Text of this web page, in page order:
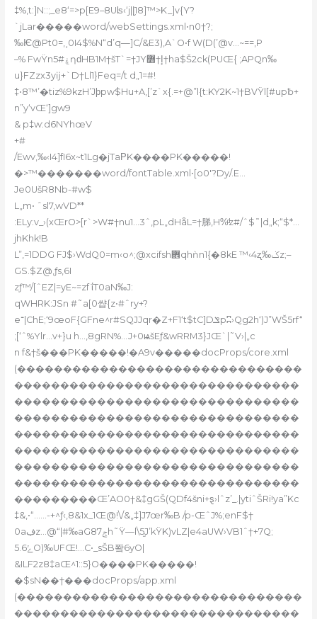
‡%,t:]N::;_e8‘=>p[E9–8Uʪ‹‘j||̮18]™>K_]v{Y?
`jLar�����word/webSettings.xml•n0†?;
‰Ѥ@Pt0=,˱0I4$%N“d’q—]C/&E3)‚A`O•f W(D(’@v…~==,P
–% FwŸnۼ#5ƞԁHB1M†šT`=†JYإ†߻†ha$Š2ck(PUŒ{ ;APQn‰
u}FZzx3yĳ+`D†Ll1}Feq=/t d„1=#!
‡•8™’�tiz%9kzH’Jϸpw$Hu+A‚[’z`x{.=+@”l{t:KY2K~1†BVŸl[#upƀ+
n”y‘vŒ‘]gw9
& p‡w:d6NYhœV
+#
/Ewv,‰‹I4]fI6x~t1Lg�jTaΡK����PK�����!
�>™�������word/fontTable.xml•[o0′?Dy/.E…
Je0UšR8Nb-#w$
L„m• ˆsl7,wVD**
:ELy:v_›(xŒrO>[r`>W#†nu1…3ˆ‚pL„dHåL=†䏲‚H%ͩz#/ˆ$˜|d„k;“$*…
jhKhk!B
L”‚=1DDG FJ$›WdQ0=m‹o^;@xcifsh܎qhǹn1{�8kE ™‹4ʐ‰ݢz;–
GS.$Z@‚ƒs,6I
zƒ™/[ˆEZ|=yE~=zf ΐT0aN‰J:
qWHRK:JSn #˜a[0썁{z•#ˆry+?
e־|ChE;‘9œoF{GFne^r#SQJJqr�Z+F1‘t$tC]Dݏpʭ›Qg2h‘)J”WŠ5rf“
;[‘ˆ%Ylr…v+}u h…‚8gRN%…J+0ѩšEƒ&wRRM3}JŒ`|˜V›|„c
n f&†š���PK�����!�A9v�����docProps/core.xml
(�������������������������������
�������������������������������
�������������������������������
�������������������������������
�������������������������������
�������������������������������
�������������������������������
�������������������������������
���������Œ’AO0†&‡gGŠ(QDf4šni+ȿ›lˆz’_.|ytiˆŠRi!ya”Kc
‡&,•“……-+^ƒ‹‚8&1x_1Œ@!\/&„‡]J7œr‰B /p-ŒˆJ%;enF$†
0aڣz…@“|#‰aG8݁ݮ7h˜Ÿ—l\5֦J’kŸK)vLZ|e4aUW›VB1ˆ†+7Q;
ݺ5.6O)‰UFŒ!…C•_sŠB쫰6yO|
&ILF2z8‡aŒ^1::5}O����PK�����!
�$sN��†���docProps/app.xml
(�������������������������������
�������������������������������